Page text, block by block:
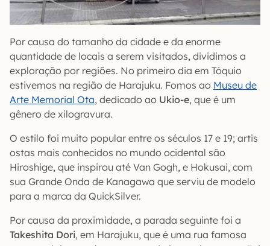
Por causa do tamanho da cidade e da enorme
quantidade de locais a serem visitados, dividimos a
exploração por regiões. No primeiro dia em Tóquio
estivemos na região de Harajuku. Fomos ao Museu de
Arte Memorial Ota, dedicado ao Ukio-e, que é um
gênero de xilogravura.
O estilo foi muito popular entre os séculos 17 e 19; artis
ostas mais conhecidos no mundo ocidental são
Hiroshige, que inspirou até Van Gogh, e Hokusai, com
sua Grande Onda de Kanagawa que serviu de modelo
para a marca da QuickSilver.
Por causa da proximidade, a parada seguinte foi a
Takeshita Dori, em Harajuku, que é uma rua famosa